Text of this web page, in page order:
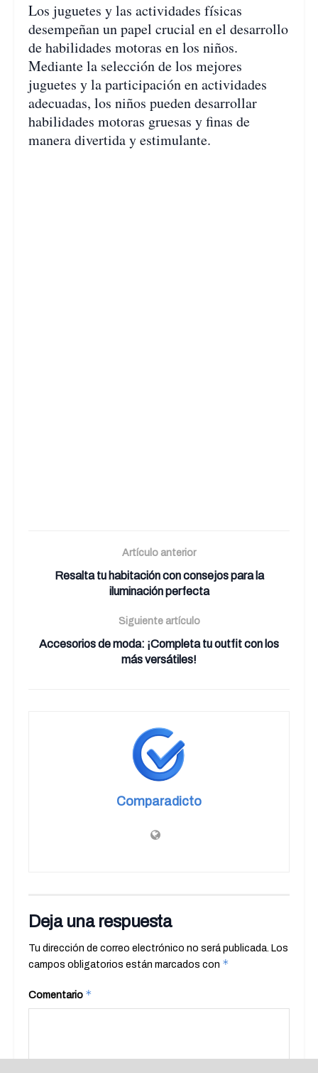
Los juguetes y las actividades físicas
desempeñan un papel crucial en el desarrollo
de habilidades motoras en los niños.
Mediante la selección de los mejores
juguetes y la participación en actividades
adecuadas, los niños pueden desarrollar
habilidades motoras gruesas y finas de
manera divertida y estimulante.
Artículo anterior
Resalta tu habitación con consejos para la
iluminación perfecta
Siguiente artículo
Accesorios de moda: ¡Completa tu outfit con los
más versátiles!
Comparadicto
Deja una respuesta
Tu dirección de correo electrónico no será publicada. Los
campos obligatorios están marcados con *
Comentario *